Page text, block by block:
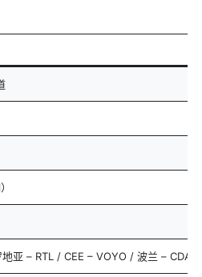
亚 – RTL / CEE – VOYO / 波兰 – CDA